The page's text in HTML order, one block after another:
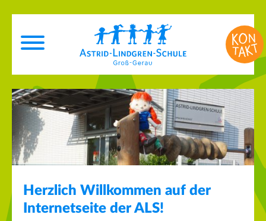
Herzlich Willkommen auf der
Internetseite der ALS!